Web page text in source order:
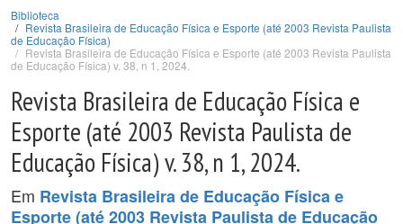
Biblioteca
Revista Brasileira de Educação Física e Esporte (até 2003 Revista Paulista
de Educação Física)
Revista Brasileira de Educação Física e Esporte (até 2003 Revista Paulista
de Educação Física) v. 38, n 1, 2024.
Revista Brasileira de Educação Física e
Esporte (até 2003 Revista Paulista de
Educação Física) v. 38, n 1, 2024.
Em Revista Brasileira de Educação Física e
Esporte (até 2003 Revista Paulista de Educação